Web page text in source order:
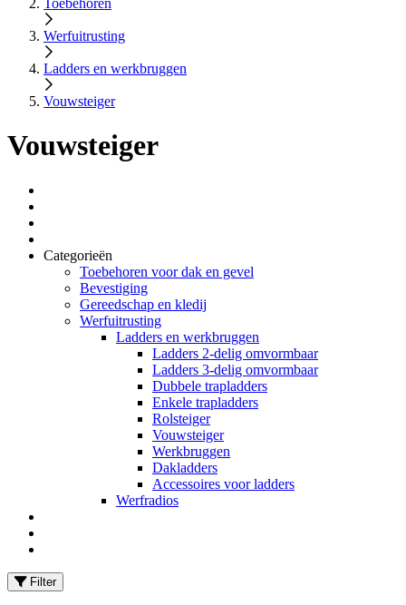
Toebehoren
Werfuitrusting
Ladders en werkbruggen
Vouwsteiger
Vouwsteiger
Categorieën
Toebehoren voor dak en gevel
Bevestiging
Gereedschap en kledij
Werfuitrusting
Ladders en werkbruggen
Ladders 2-delig omvormbaar
Ladders 3-delig omvormbaar
Dubbele trapladders
Enkele trapladders
Rolsteiger
Vouwsteiger
Werkbruggen
Dakladders
Accessoires voor ladders
Werfradios
Filter